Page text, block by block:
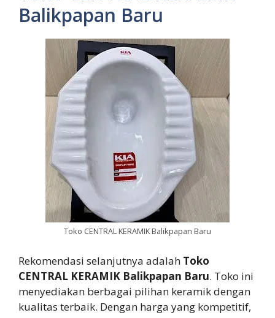
Balikpapan Baru
Toko CENTRAL KERAMIK Balikpapan Baru
Rekomendasi selanjutnya adalah Toko
CENTRAL KERAMIK Balikpapan Baru. Toko ini
menyediakan berbagai pilihan keramik dengan
kualitas terbaik. Dengan harga yang kompetitif,